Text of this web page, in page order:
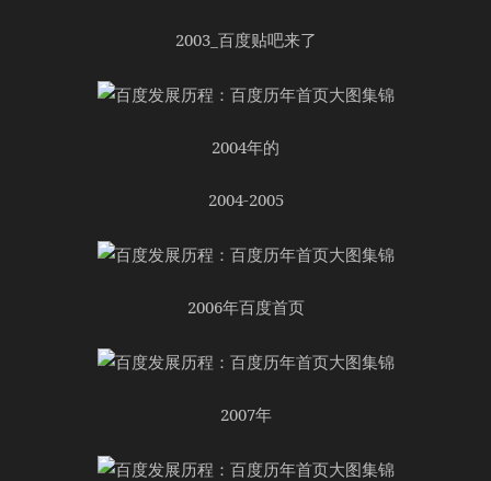
2003_百度贴吧来了
2004年的
2004-2005
2006年百度首页
2007年